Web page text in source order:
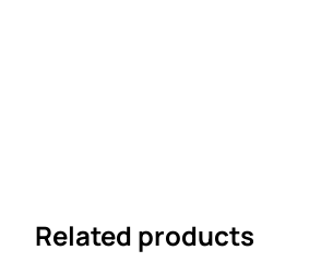
Related products